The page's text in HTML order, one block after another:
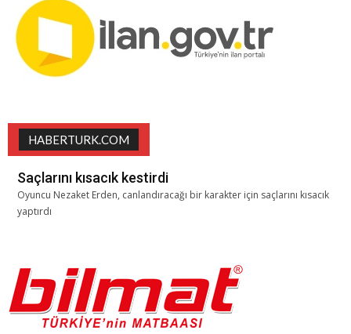
HABERTURK.COM
Saçlarını kısacık kestirdi
Oyuncu Nezaket Erden, canlandıracağı bir karakter için saçlarını kısacık
yaptırdı